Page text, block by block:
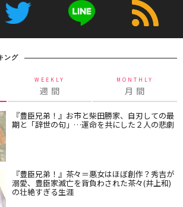
ング
WEEKLY
週 間
MONTHLY
月 間
『豊臣兄弟！』お市と柴田勝家、自刃しての最
期と「辞世の句」…運命を共にした２人の悲劇
『豊臣兄弟！』茶々＝悪女はほぼ創作？秀吉が
溺愛、豊臣家滅亡を背負わされた茶々(井上和)
の壮絶すぎる生涯